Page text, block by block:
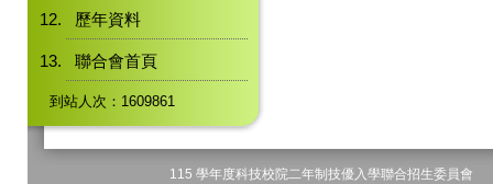
歷年資料
聯合會首頁
到站人次：1609861
115 學年度科技校院二年制技優入學聯合招生委員